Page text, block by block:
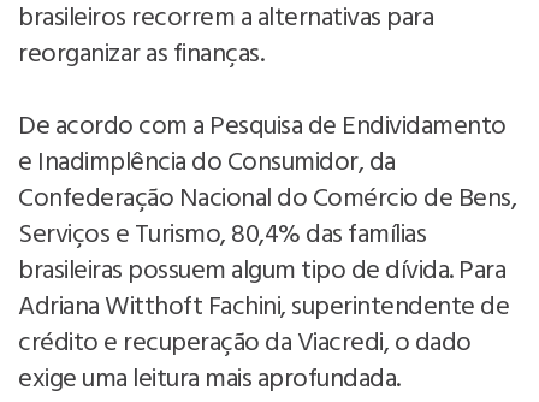
brasileiros recorrem a alternativas para
reorganizar as finanças.
De acordo com a Pesquisa de Endividamento
e Inadimplência do Consumidor, da
Confederação Nacional do Comércio de Bens,
Serviços e Turismo, 80,4% das famílias
brasileiras possuem algum tipo de dívida. Para
Adriana Witthoft Fachini, superintendente de
crédito e recuperação da Viacredi, o dado
exige uma leitura mais aprofundada.